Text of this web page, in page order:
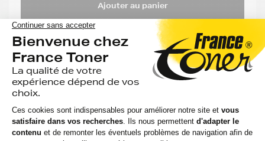
Ajouter au panier